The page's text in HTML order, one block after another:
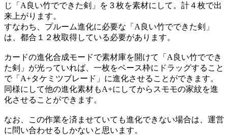
じ「A良い竹でできた剣」を３枚を素材にして。計４枚で出
来上がります。
すなわち、プルーム進化に必要な「A良い竹でできた剣」
は、都合１２枚取得している必要があります。
カードの進化合成モードで素材庫を開けて「A良い竹ででき
た剣」が光っていれば、一枚をベース枠にドラッグすること
で「A+タケミツブレード」に進化させることができます。
同様にして他の進化素材もA+にしてからスモモの家紋を進
化させることができます。
なお、この作業を済ませていても進化できない場合は、運営
に問い合わせるしかないと思います。